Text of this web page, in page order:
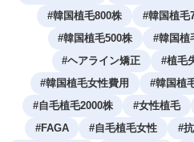
#韓国植毛800株 #韓国植毛
#韓国植毛500株 #韓国植
#ヘアライン矯正 #植毛
#韓国植毛女性費用 #韓国植
#自毛植毛2000株 #女性植毛
#FAGA #自毛植毛女性 #